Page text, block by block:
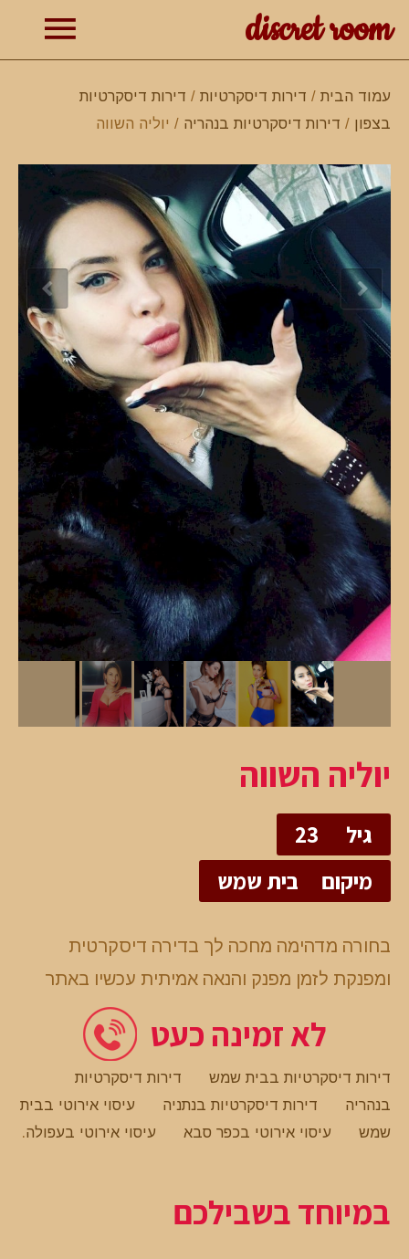
discret room
עמוד הבית / דירות דיסקרטיות / דירות דיסקרטיות
בצפון / דירות דיסקרטיות בנהריה / יוליה השווה
יוליה השווה
גיל
23
מיקום
בית שמש
בחורה מדהימה מחכה לך בדירה דיסקרטית
ומפנקת לזמן מפנק והנאה אמיתית עכשיו באתר
לא זמינה כעט
דירות דיסקרטיות בבית שמש
דירות דיסקרטיות
בנהריה
דירות דיסקרטיות בנתניה
עיסוי אירוטי בבית
שמש
עיסוי אירוטי בכפר סבא עיסוי אירוטי בעפולה.
במיוחד בשבילכם